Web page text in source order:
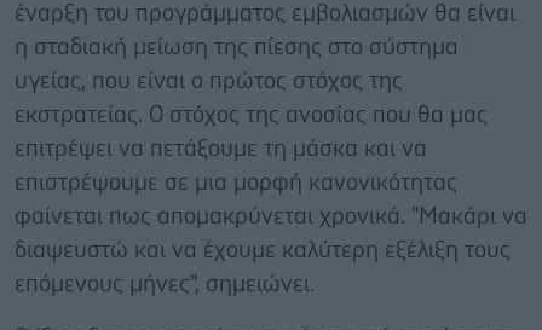
έναρξη του προγράμματος εμβολιασμών θα είναι
η σταδιακή μείωση της πίεσης στο σύστημα
υγείας, που είναι ο πρώτος στόχος της
εκστρατείας. Ο στόχος της ανοσίας που θα μας
επιτρέψει να πετάξουμε τη μάσκα και να
επιστρέψουμε σε μια μορφή κανονικότητας
φαίνεται πως απομακρύνεται χρονικά. "Μακάρι να
διαψευστώ και να έχουμε καλύτερη εξέλιξη τους
επόμενους μήνες", σημειώνει.